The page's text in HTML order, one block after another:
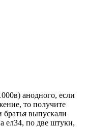
анодного, если
то получите
выпускали
по две штуки,